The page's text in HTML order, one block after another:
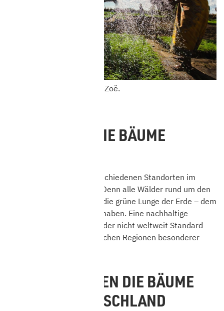
© Kevin Dalferth, Wells for Zoë.
WO WERDEN DIE BÄUME
Die Bäume werden an verschiedenen Standorten im
globalen Süden gepflanzt. Denn alle Wälder rund um den
Globus bilden gemeinsam die grüne Lunge der Erde – dem
einzigen Zuhause, das wir haben. Eine nachhaltige
Forstwirtschaft ist aber leider nicht weltweit Standard
und darum besteht in manchen Regionen besonderer
WARUM WERDEN DIE BÄUME
NICHT IN DEUTSCHLAND